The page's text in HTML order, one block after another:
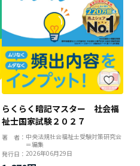
らくらく暗記マスター 社会福
祉士国家試験２０２７
著 者： 中央法規社会福祉士受験対策研究会
＝編集
発行日： 2026年06月29日